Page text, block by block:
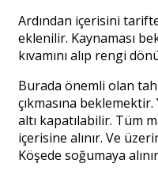
Ardından içerisini
eklenilir. Kaynaması
kıvamını alıp rengi
Burada önemli olan
çıkmasına
altı kapatılabilir. Tüm
içerisine alınır. Ve
Köşede soğumaya